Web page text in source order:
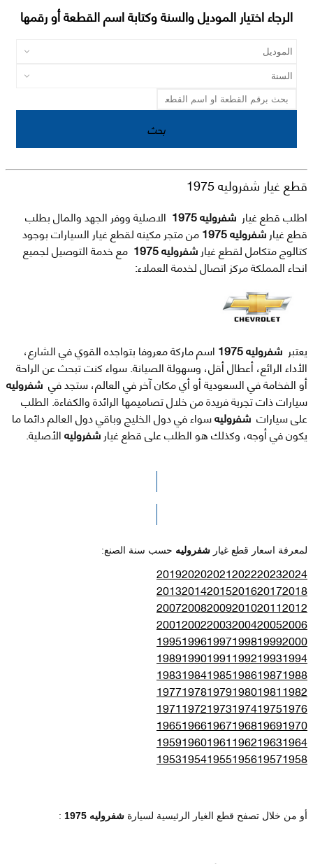
الرجاء اختيار الموديل والسنة وكتابة اسم القطعة أو رقمها
بحث
قطع غيار شفروليه 1975
اطلب قطع غيار
الاصلية ووفر الجهد والمال بطلب
قطع غيار شفروليه 1975
من متجر مكينه لقطع غيار السيارات بوجود
كتالوج متكامل لقطع غيار شفروليه 1975
مع خدمة التوصيل لجميع
انحاء المملكة مركز اتصال لخدمة العملاء:
يعتبر شفروليه 1975
اسم ماركة معروفا بتواجده القوي في الشارع،
الأداء الرائع، أعطال أقل، وسهولة الصيانة. سواء كنت تبحث عن الراحة
أو الفخامة في السعودية أو أي مكان آخر في العالم، ستجد في شفروليه
سيارات ذات تجربة فريدة من خلال تصاميمها الرائدة والكفاءة. الطلب
على سيارات شفروليهسواء في دول الخليج وباقي دول العالم دائما ما
يكون في أوجه، وكذلك هو الطلب على قطع غيار شفروليهالأصلية.
الرجاء الضغط هنا للوصول لصفحة البحث
لمعرفة اسعار قطع غيار شفروليه حسب سنة الصنع:
2024
2023
2022
2021
2020
2019
2018
2017
2016
2015
2014
2013
2012
2011
2010
2009
2008
2007
2006
2005
2004
2003
2002
2001
2000
1999
1998
1997
1996
1995
1994
1993
1992
1991
1990
1989
1988
1987
1986
1985
1984
1983
1982
1981
1980
1979
1978
1977
1976
1975
1974
1973
1972
1971
1970
1969
1968
1967
1966
1965
1964
1963
1962
1961
1960
1959
1958
1957
1956
1955
1954
1953
أو من خلال تصفح قطع الغيار الرئيسية لسيارة شفروليه 1975 :